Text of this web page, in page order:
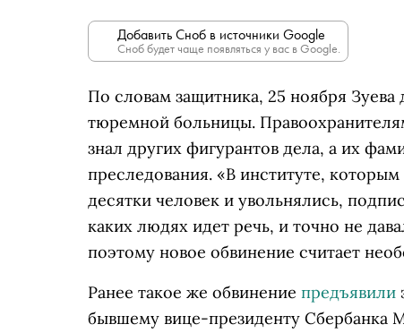
Добавить Сноб в источники Google
Сноб будет чаще появляться у вас в Google.
По словам защитника, 25 ноября Зуева
тюремной больницы.
знал других фигурантов дела, а их
преследования. «В институте,
десятки человек и увольнялись,
каких людях идет речь, и точно не
поэтому новое обвинение считает
Ранее такое же обвинение предъявили
бывшему вице-президенту Сбербанка